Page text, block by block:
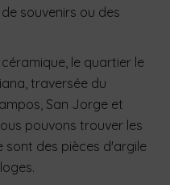
souvenirs ou des
le quartier le
traversée du
San Jorge et
pouvons trouver les
sont des pièces d'argile